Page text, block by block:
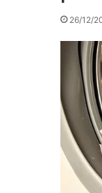
26/12/